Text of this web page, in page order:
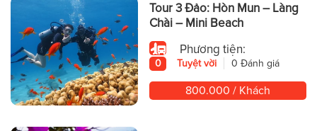
Tour 3 Đảo: Hòn Mun – Làng
Chài – Mini Beach
Phương tiện:
0 Tuyệt vời 0 Đánh giá
800.000 / Khách